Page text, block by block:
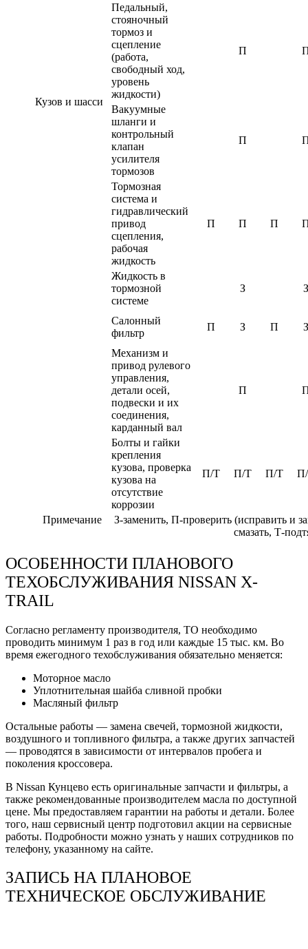
Кузов и шасси
Педальный,
стояночный
тормоз и
сцепление
(работа,
свободный ход,
уровень
жидкости)
П
Вакуумные
шланги и
контрольный
клапан
усилителя
тормозов
П
Тормозная
система и
гидравлический
привод
сцепления,
рабочая
жидкость
П П П
Жидкость в
тормозной
системе
З З
Салонный
фильтр
П З П З
Механизм и
привод рулевого
управления,
детали осей,
подвески и их
соединения,
карданный вал
П
Болты и гайки
крепления
кузова, проверка
кузова на
отсутствие
коррозии
П/Т П/Т П/Т
Примечание
З-заменить, П-проверить (исправить и
смазать, Т-
ОСОБЕННОСТИ ПЛАНОВОГО
ТЕХОБСЛУЖИВАНИЯ NISSAN X-
TRAIL
Согласно регламенту производителя, ТО необходимо
проводить минимум 1 раз в год или каждые 15 тыс. км. Во
время ежегодного техобслуживания обязательно меняется:
Моторное масло
Уплотнительная шайба сливной пробки
Масляный фильтр
Остальные работы — замена свечей, тормозной жидкости,
воздушного и топливного фильтра, а также других запчастей
— проводятся в зависимости от интервалов пробега и
поколения кроссовера.
В Nissan Кунцево есть оригинальные запчасти и фильтры, а
также рекомендованные производителем масла по доступной
цене. Мы предоставляем гарантии на работы и детали. Более
того, наш сервисный центр подготовил акции на сервисные
работы. Подробности можно узнать у наших сотрудников по
телефону, указанному на сайте.
ЗАПИСЬ НА ПЛАНОВОЕ
ТЕХНИЧЕСКОЕ ОБСЛУЖИВАНИЕ